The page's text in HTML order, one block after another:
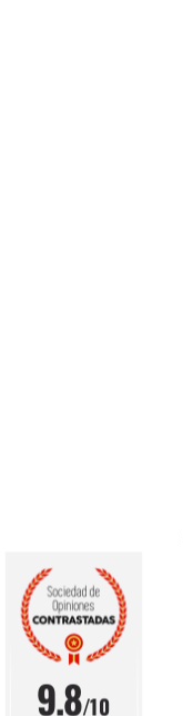
9.8/10